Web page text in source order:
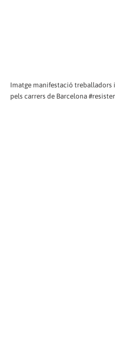
Imatge manifestació treballadors
pels carrers de Barcelona